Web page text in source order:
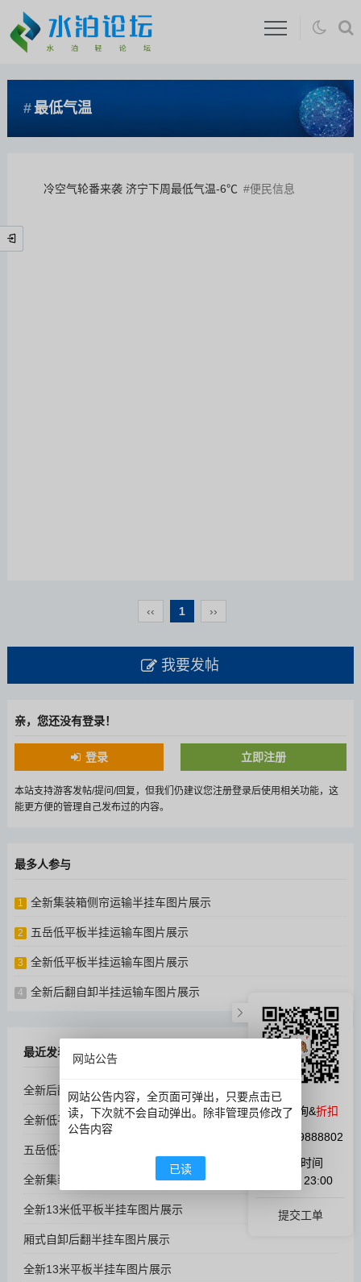
最低气温
冷空气轮番来袭 济宁下周最低气温-6℃ 便民信息
‹‹ 1 ››
我要发帖
亲，您还没有登录！
登录 立即注册
本站支持游客发帖/提问/回复，但我们仍建议您注册登录后使用相关功能，这
能更方便的管理自己发布过的内容。
最多人参与
1 全新集装箱侧帘运输半挂车图片展示
2 五岳低平板半挂运输车图片展示
3 全新低平板半挂运输车图片展示
4 全新后翻自卸半挂运输车图片展示
最近发表
全新后翻自卸半挂运输车图片展示
全新低平板半挂运输车图片展示
五岳低平板半挂运输车图片展示
全新集装箱侧帘运输半挂车图片展示
全新13米低平板半挂车图片展示
厢式自卸后翻半挂车图片展示
全新13米平板半挂车图片展示
微信咨询&折扣
QQ:1059888802
在线时间
9:00 ~ 23:00
提交工单
网站公告
网站公告内容，全页面可弹出，只要点击已
读，下次就不会自动弹出。除非管理员修改了
公告内容
已读